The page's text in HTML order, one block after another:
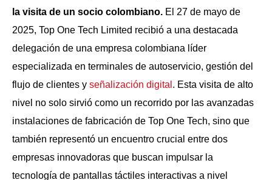
la visita de un socio colombiano. El 27 de mayo de
2025, Top One Tech Limited recibió a una destacada
delegación de una empresa colombiana líder
especializada en terminales de autoservicio, gestión del
flujo de clientes y señalización digital . Esta visita de alto
nivel no solo sirvió como un recorrido por las avanzadas
instalaciones de fabricación de Top One Tech, sino que
también representó un encuentro crucial entre dos
empresas innovadoras que buscan impulsar la
tecnología de pantallas táctiles interactivas a nivel